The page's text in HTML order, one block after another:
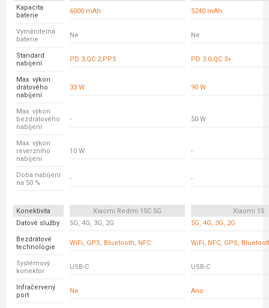
Kapacita
baterie
6000 mAh 5240 mAh
Vyměnitelná
baterie
Ne Ne
Standard
nabíjení
PD 3;QC 2;PPS PD 3.0;QC 3+
Max. výkon
drátového
nabíjení
33 W 90 W
Max. výkon
bezdrátového
nabíjení
- 50 W
Max. výkon
reverzního
nabíjení
10 W -
Doba nabíjení
na 50 %
- -
Konektivita Xiaomi Redmi 15C 5G
Xiaomi 15
Datové služby
5G, 4G, 3G, 2G 5G, 4G, 3G, 2G
Bezdrátové
technologie
WiFi, GPS, Bluetooth, NFC WiFi, NFC, GPS,
Systémový
konektor
USB-C USB-C
Infračervený
port
Ne Ano